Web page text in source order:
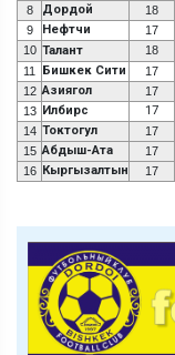
8 Дордой 18
9 Нефтчи 17
10 Талант 18
11
Бишкек Сити 17
12 Азиягол 17
13 Илбирс 17
14 Токтогул 17
15 Абдыш-Ата 17
16 Кыргызалтын 17